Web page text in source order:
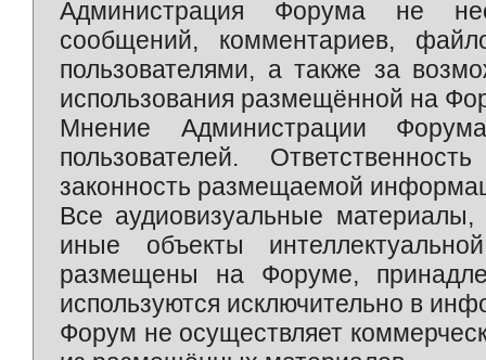
Администрация Форума не
сообщений, комментариев,
пользователями, а также за
использования размещённой на
Мнение Администрации
пользователей.
законность размещаемой
Все аудиовизуальные
иные объекты
размещены на Форуме,
используются исключительно в
Форум не осуществляет